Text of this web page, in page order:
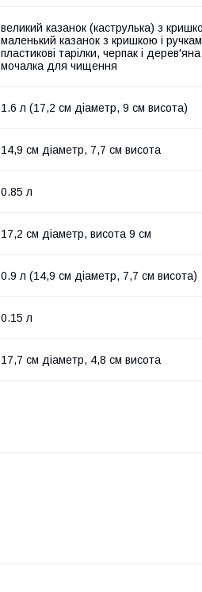
великий казанок (каструлька) з
маленький казанок з кришкою і
пластикові тарілки, черпак і
мочалка для чищення
1.6 л (17,2 см діаметр, 9 см висота)
14,9 см діаметр, 7,7 см висота
0.85 л
17,2 см діаметр, висота 9 см
0.9 л (14,9 см діаметр, 7,7 см висота)
0.15 л
17,7 см діаметр, 4,8 см висота